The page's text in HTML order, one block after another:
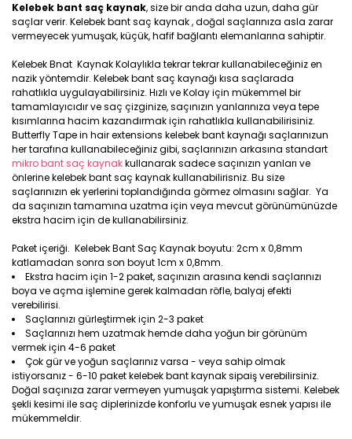
Kelebek bant saç kaynak, size bir anda daha uzun, daha gür
saçlar verir. Kelebek bant saç kaynak , doğal saçlarınıza asla zarar
vermeyecek yumuşak, küçük, hafif bağlantı elemanlarına sahiptir.
Kelebek Bnat Kaynak Kolaylıkla tekrar tekrar kullanabileceğiniz en
nazik yöntemdir. Kelebek bant saç kaynağı kısa saçlarada
rahatlıkla uygulayabilirsiniz. Hızlı ve Kolay için mükemmel bir
tamamlayıcıdır ve saç çizginize, saçınızın yanlarınıza veya tepe
kısımlarına hacim kazandırmak için rahatlıkla kullanabilirisiniz.
Butterfly Tape in hair extensions kelebek bant kaynağı saçlarınızun
her tarafına kullanabileceğiniz gibi, saçlarınızın arkasına standart
mikro bant saç kaynakkullanarak sadece saçınızın yanları ve
önlerine kelebek bant saç kaynak kullanabilirisniz. Bu size
saçlarınızın ek yerlerini toplandığında görmez olmasını sağlar. Ya
da saçınızın tamamına uzatma için veya mevcut görünümünüzde
ekstra hacim için de kullanabilirsiniz.
Paket içeriği. Kelebek Bant Saç Kaynak boyutu: 2cm x 0,8mm
katlamadan sonra son boyut 1cm x 0,8mm.
Ekstra hacim için 1-2 paket, saçınızın arasına kendi saçlarınızı
boya ve açma işlemine gerek kalmadan röfle, balyaj efekti
verebilirisi.
Saçlarınızı gürleştirmek için 2-3 paket
Saçlarınızı hem uzatmak hemde daha yoğun bir görünüm
vermek için 4-6 paket
Çok gür ve yoğun saçlarınız varsa - veya sahip olmak
istiyorsanız - 6-10 paket kelebek bant kaynak sipaiş verebilirsiniz.
Doğal saçınıza zarar vermeyen yumuşak yapıştırma sistemi. Kelebek
şekli kesimi ile saç diplerinizde konforlu ve yumuşak esnek yapısı ile
mükemmeldir.